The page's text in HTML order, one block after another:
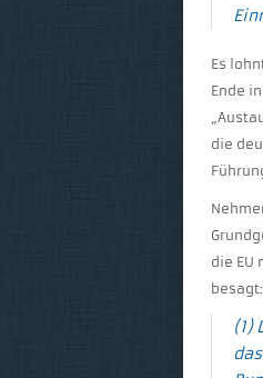
Es
Ende
die
die EU
besagt:
(1)